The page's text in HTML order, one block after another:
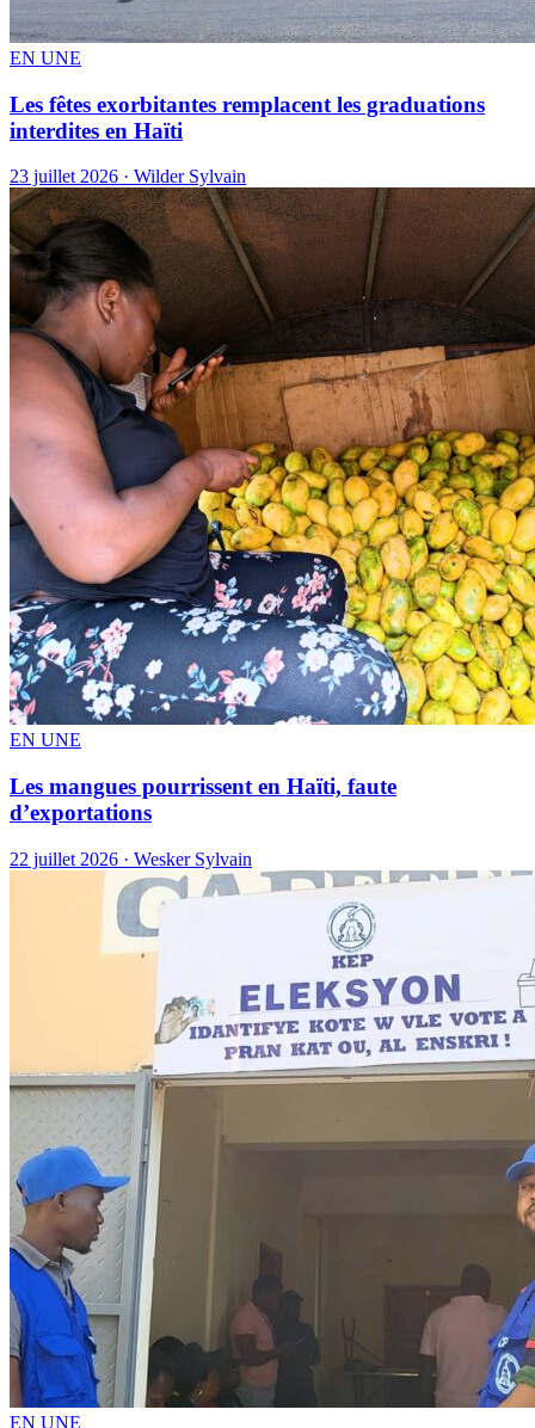
EN UNE
Les fêtes exorbitantes remplacent les graduations
interdites en Haïti
23 juillet 2026 · Wilder Sylvain
EN UNE
Les mangues pourrissent en Haïti, faute
d’exportations
22 juillet 2026 · Wesker Sylvain
EN UNE